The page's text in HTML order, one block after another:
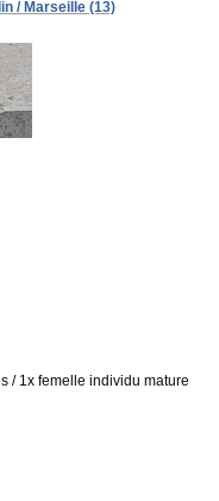
/ Marseille (13)
/ 1x femelle individu mature